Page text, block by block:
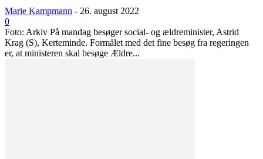
Marie Kampmann - 26. august 2022
0
Foto: Arkiv På mandag besøger social- og ældreminister, Astrid
Krag (S), Kerteminde. Formålet med det fine besøg fra regeringen
er, at ministeren skal besøge Ældre...